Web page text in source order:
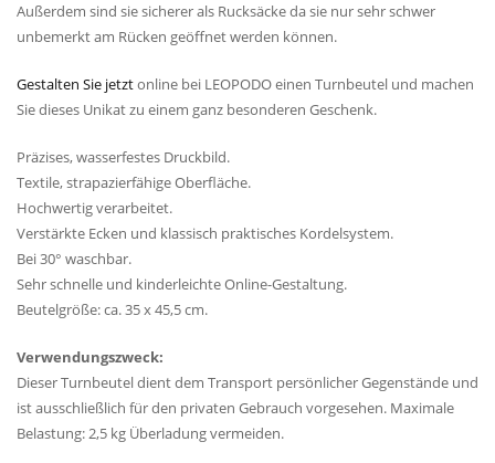
Außerdem sind sie sicherer als Rucksäcke da sie nur sehr schwer
unbemerkt am Rücken geöffnet werden können.
Gestalten Sie jetztonline bei LEOPODO einen Turnbeutel und machen
Sie dieses Unikat zu einem ganz besonderen Geschenk.
Präzises, wasserfestes Druckbild.
Textile, strapazierfähige Oberfläche.
Hochwertig verarbeitet.
Verstärkte Ecken und klassisch praktisches Kordelsystem.
Bei 30° waschbar.
Sehr schnelle und kinderleichte Online-Gestaltung.
Beutelgröße: ca. 35 x 45,5 cm.
Verwendungszweck:
Dieser Turnbeutel dient dem Transport persönlicher Gegenstände und
ist ausschließlich für den privaten Gebrauch vorgesehen. Maximale
Belastung: 2,5 kg Überladung vermeiden.